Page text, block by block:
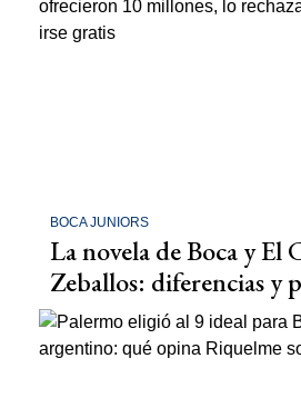
BOCA JUNIORS
La novela de Boca y El
Zeballos: diferencias y